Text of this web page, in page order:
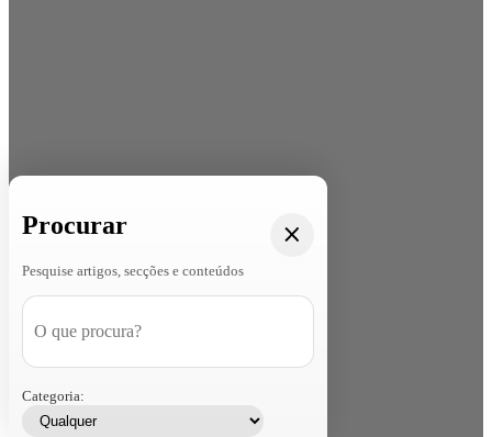
Procurar
Pesquise artigos, secções e conteúdos
Categoria: